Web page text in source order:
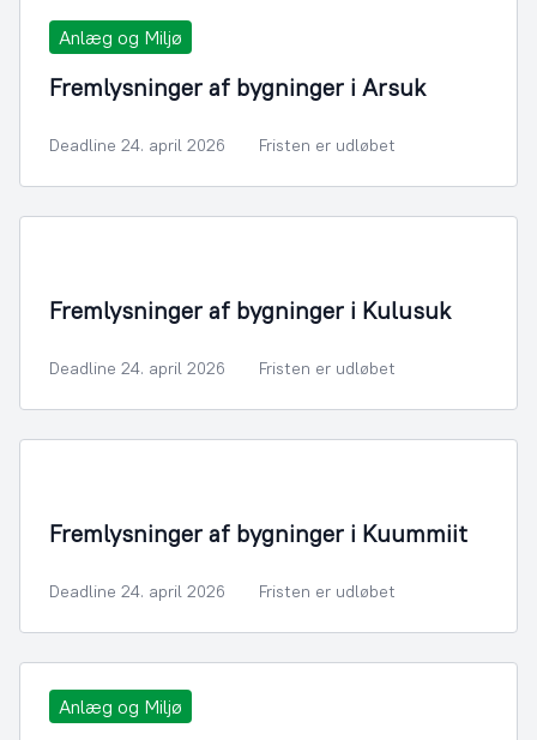
Anlæg og Miljø
Fremlysninger af bygninger i Arsuk
Deadline 24. april 2026 Fristen er udløbet
Fremlysninger af bygninger i Kulusuk
Deadline 24. april 2026 Fristen er udløbet
Fremlysninger af bygninger i Kuummiit
Deadline 24. april 2026 Fristen er udløbet
Anlæg og Miljø